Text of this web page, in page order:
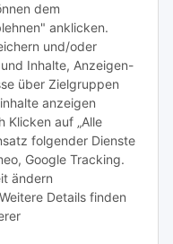
dem
anklicken.
und/oder
Inhalte, Anzeigen-
über Zielgruppen
anzeigen
Klicken auf „Alle
folgender Dienste
Google Tracking.
ändern
Details finden